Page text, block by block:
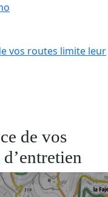
vos routes limite leur
de vos